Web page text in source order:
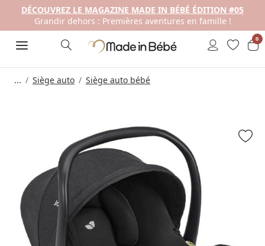
DÉCOUVREZ LE MAGAZINE MADE IN BÉBÉ ÉDITION #05
Grandir dehors : Premières aventures en famille !
0
... Siège auto Siège auto bébé